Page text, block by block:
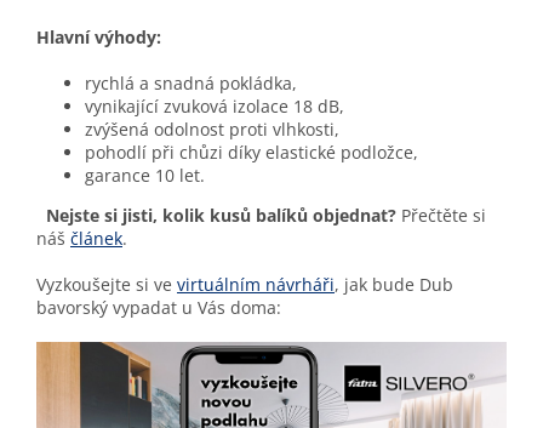
Hlavní výhody:
rychlá a snadná pokládka,
vynikající zvuková izolace 18 dB,
zvýšená odolnost proti vlhkosti,
pohodlí při chůzi díky elastické podložce,
garance 10 let.
Nejste si jisti, kolik kusů balíků objednat? Přečtěte si
náš článek.
Vyzkoušejte si ve virtuálním návrháři, jak bude Dub
bavorský vypadat u Vás doma: